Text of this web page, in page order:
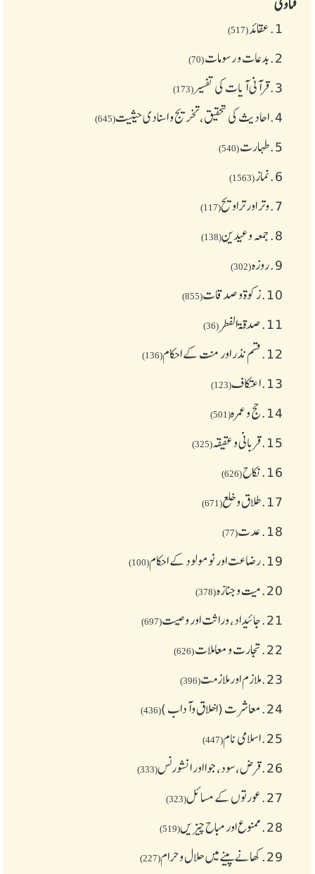
1. عقائد(517)
2. بدعات و رسومات(70)
3. قرآنی آیات کی تفسیر(173)
4. احادیث کی تحقیق، تخریج و اسنادی حیثیت(645)
5. طهارت(540)
6. نماز(1563)
7. وتر اور تراویح(117)
8. جمعہ وعیدین(138)
9. روزہ(302)
10. زکوة و صدقات(855)
11. صدقۃ الفطر (36)
12. قسم نذر اور منت کے احکام(136)
13. اعتکاف(123)
14. حج و عمرہ(501)
15. قربانی و عقیقہ(325)
16. نکاح(626)
17. طلاق و خلع(671)
18. عدت(77)
19. رضاعت اور نومولود کے احکام(100)
20. میت و جنازہ(378)
21. جائیداد، وراثت اور وصیت(697)
22. تجارت و معاملات(626)
23. ملازم اور ملازمت(396)
24. معاشرت (اخلاق وآداب )(436)
25. اسلامی نام(447)
26. قرض،سود، جوا اور انشورنس(333)
27. عورتوں کے مسائل(323)
28. ممنوع اور مباح چیز یں(519)
29. کھانے پینے میں حلال و حرام(227)